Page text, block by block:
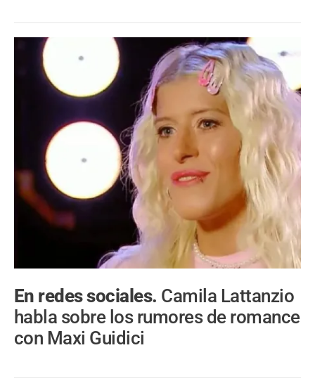
En redes sociales. Camila Lattanzio
habla sobre los rumores de romance
con Maxi Guidici